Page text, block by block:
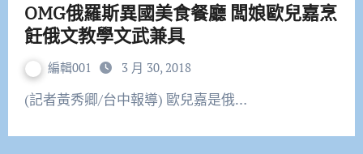
OMG俄羅斯異國美食餐廳 闆娘歐兒嘉烹
飪俄文教學文武兼具
編輯001 3 月 30, 2018
(記者黃秀卿/台中報導) 歐兒嘉是俄…